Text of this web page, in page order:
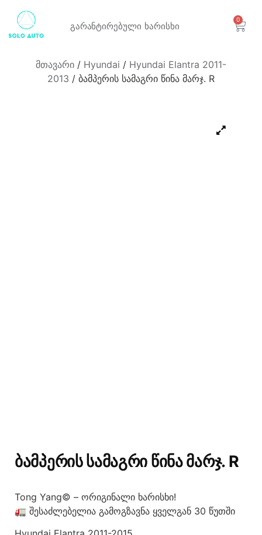
გარანტირებული ხარისხი
0
მთავარი / Hyundai / Hyundai Elantra 2011-
2013 / ბამპერის სამაგრი წინა მარჯ. R
ᲑᲐᲛᲞᲔᲠᲘᲡ ᲡᲐᲛᲐᲒᲠᲘ ᲬᲘᲜᲐ ᲛᲐᲠᲯ. R
Tong Yang© – ორიგინალი ხარისხი!
🚛 შესაძლებელია გამოგზავნა ყველგან 30 წუთში